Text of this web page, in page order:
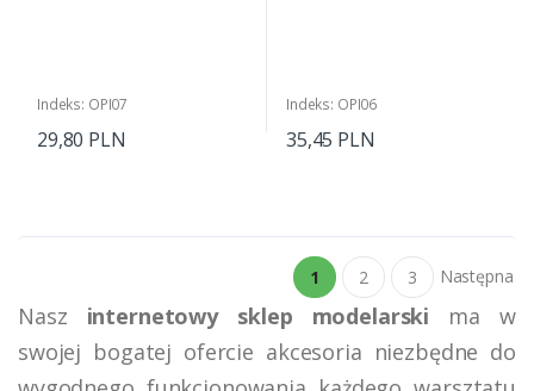
Indeks: OPI07
29,80 PLN
Indeks: OPI06
35,45 PLN
1 2 3 Następna
Nasz internetowy sklep modelarski ma w
swojej bogatej ofercie akcesoria niezbędne do